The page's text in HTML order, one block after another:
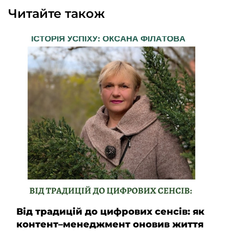
Читайте також
Від традицій до цифрових сенсів: як
контент–менеджмент оновив життя